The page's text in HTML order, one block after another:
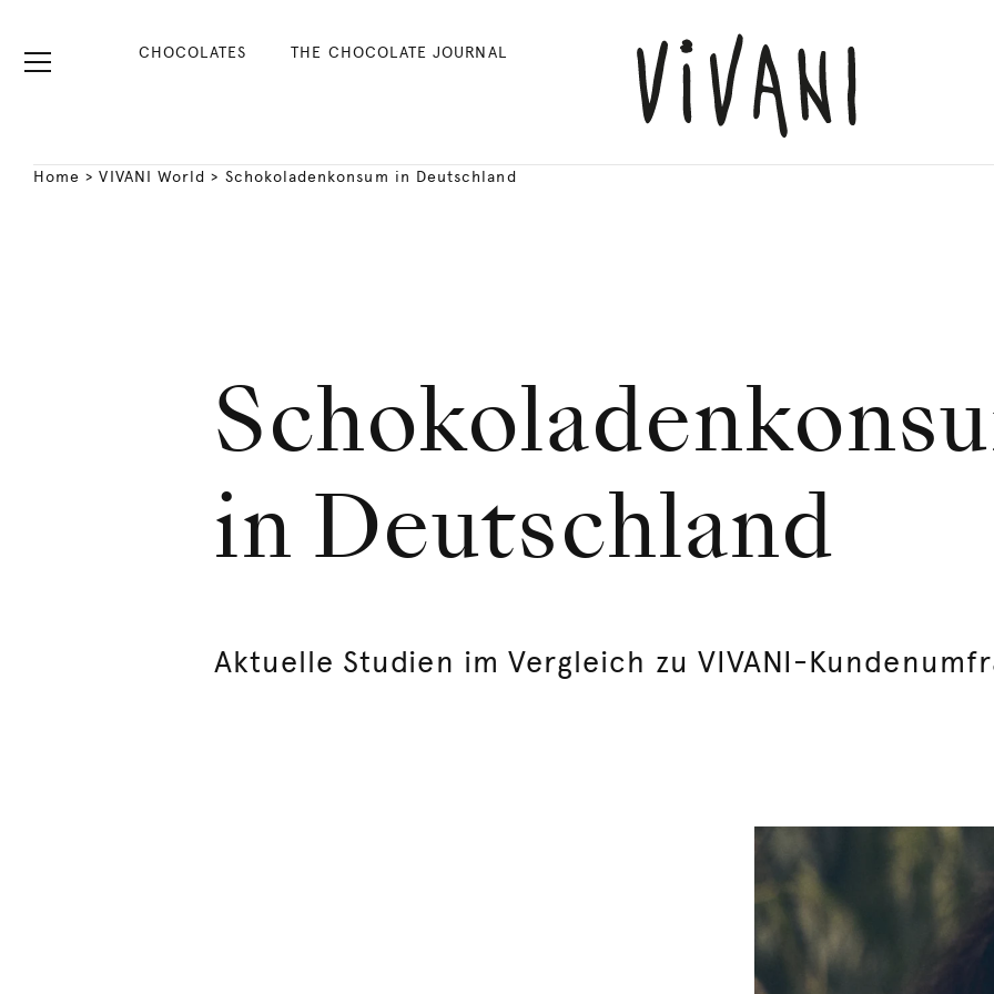
CHOCOLATES THE CHOCOLATE JOURNAL
Home >VIVANI World > Schokoladenkonsum in Deutschland
in Deutschland
Aktuelle Studien im Vergleich zu VIVANI-